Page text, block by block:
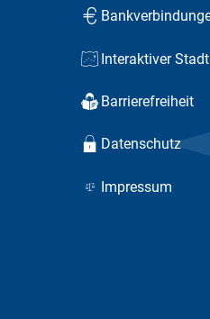
Interaktiver
Barrierefreiheit
Datenschutz
Impressum